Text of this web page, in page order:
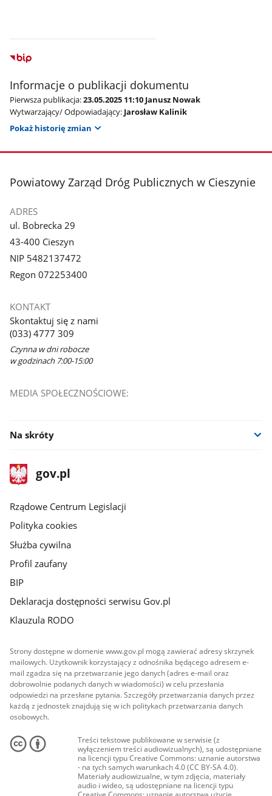
Informacje o publikacji dokumentu
Pierwsza publikacja:23.05.2025 11:10 Janusz Nowak
Wytwarzający/ Odpowiadający: Jarosław Kalinik
Pokaż historię zmian
stopka
Powiatowy Zarząd Dróg Publicznych w Cieszynie
ADRES
ul. Bobrecka 29
43-400 Cieszyn
NIP 5482137472
Regon 072253400
KONTAKT
Skontaktuj się z nami
(033) 4777 309
Czynna w dni robocze
w godzinach 7:00-15:00
MEDIA SPOŁECZNOŚCIOWE:
Na skróty
stopka
gov.plStrona
gov.pl
Rządowe Centrum Legislacji
Polityka cookies
Służba cywilna
Profil zaufany
BIP
Deklaracja dostępności serwisu Gov.pl
Klauzula RODO
Strony dostępne w domenie www.gov.pl mogą zawierać adresy skrzynek
mailowych. Użytkownik korzystający z odnośnika będącego adresem e-
mail zgadza się na przetwarzanie jego danych (adres e-mail oraz
dobrowolnie podanych danych w wiadomości) w celu przesłania
odpowiedzi na przesłane pytania. Szczegóły przetwarzania danych przez
każdą z jednostek znajdują się w ich politykach przetwarzania danych
osobowych.
Treści tekstowe publikowane w serwisie (z
wyłączeniem treści audiowizualnych), są udostępniane
na licencji typu Creative Commons: uznanie autorstwa
- na tych samych warunkach 4.0 (CC BY-SA 4.0).
Materiały audiowizualne, w tym zdjęcia, materiały
audio i wideo, są udostępniane na licencji typu